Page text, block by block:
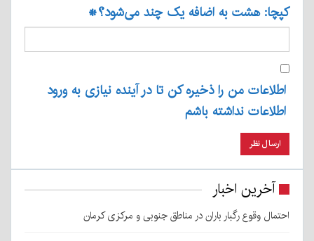
کپچا: هشت به اضافه یک چند می‌شود؟*
اطلاعات من را ذخیره کن تا در آینده نیازی به ورود
اطلاعات نداشته باشم
آخرین اخبار
احتمال وقوع رگبار باران در مناطق جنوبی و مرکزی کرمان